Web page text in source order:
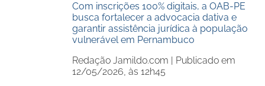
Com inscrições 100% digitais, a OAB-PE
busca fortalecer a advocacia dativa e
garantir assistência jurídica à população
vulnerável em Pernambuco
Redação Jamildo.com | Publicado em
12/05/2026, às 12h45